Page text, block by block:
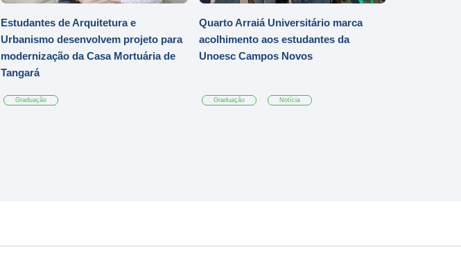
Estudantes de Arquitetura e
Urbanismo desenvolvem projeto para
modernização da Casa Mortuária de
Tangará
Graduação
Quarto Arraiá Universitário marca
acolhimento aos estudantes da
Unoesc Campos Novos
Graduação Notícia